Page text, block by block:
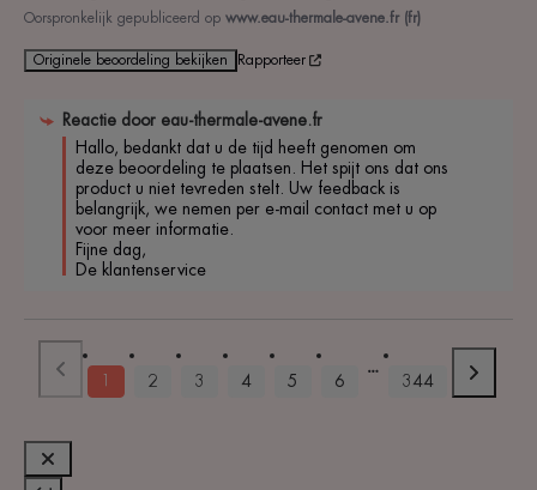
Oorspronkelijk gepubliceerd op www.eau-thermale-avene.fr (fr)
Originele beoordeling bekijken Rapporteer
Reactie door eau-thermale-avene.fr
Hallo, bedankt dat u de tijd heeft genomen om
deze beoordeling te plaatsen. Het spijt ons dat ons
product u niet tevreden stelt. Uw feedback is
belangrijk, we nemen per e-mail contact met u op
voor meer informatie.
Fijne dag,
De klantenservice
1 2 3 4 5 6 344